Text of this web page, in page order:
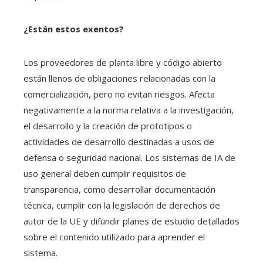
¿Están estos exentos?
Los proveedores de planta libre y código abierto
están llenos de obligaciones relacionadas con la
comercialización, pero no evitan riesgos. Afecta
negativamente a la norma relativa a la investigación,
el desarrollo y la creación de prototipos o
actividades de desarrollo destinadas a usos de
defensa o seguridad nacional. Los sistemas de IA de
uso general deben cumplir requisitos de
transparencia, como desarrollar documentación
técnica, cumplir con la legislación de derechos de
autor de la UE y difundir planes de estudio detallados
sobre el contenido utilizado para aprender el
sistema.